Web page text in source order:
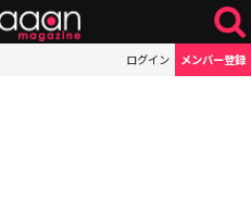
ログイン メンバー登録